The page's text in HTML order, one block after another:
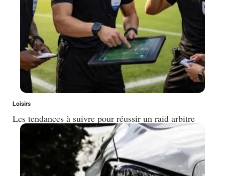
Loisirs
Les tendances à suivre pour réussir un raid arbitre